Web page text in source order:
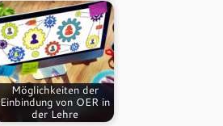
Möglichkeiten der
Einbindung von OER in
der Lehre